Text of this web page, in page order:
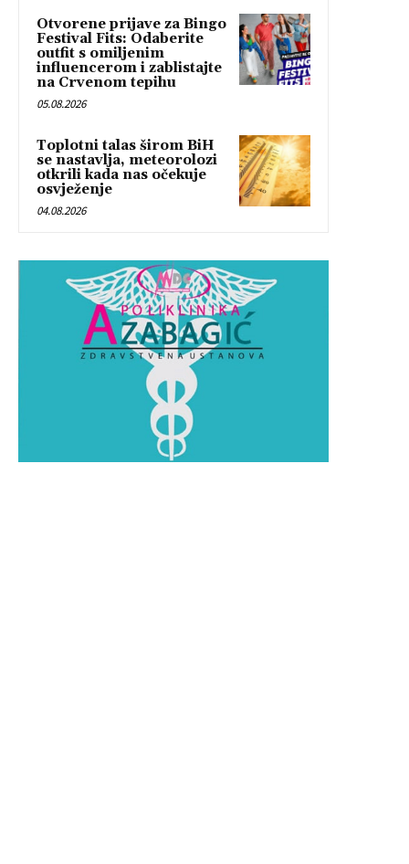
Otvorene prijave za Bingo
Festival Fits: Odaberite
outfit s omiljenim
influencerom i zablistajte
na Crvenom tepihu
05.08.2026
Toplotni talas širom BiH
se nastavlja, meteorolozi
otkrili kada nas očekuje
osvježenje
04.08.2026